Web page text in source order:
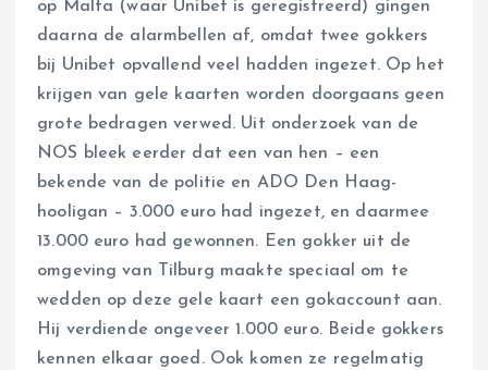
op Malta (waar Unibet is geregistreerd) gingen
daarna de alarmbellen af, omdat twee gokkers
bij Unibet opvallend veel hadden ingezet. Op het
krijgen van gele kaarten worden doorgaans geen
grote bedragen verwed. Uit onderzoek van de
NOS bleek eerder dat een van hen – een
bekende van de politie en ADO Den Haag-
hooligan – 3.000 euro had ingezet, en daarmee
13.000 euro had gewonnen. Een gokker uit de
omgeving van Tilburg maakte speciaal om te
wedden op deze gele kaart een gokaccount aan.
Hij verdiende ongeveer 1.000 euro. Beide gokkers
kennen elkaar goed. Ook komen ze regelmatig